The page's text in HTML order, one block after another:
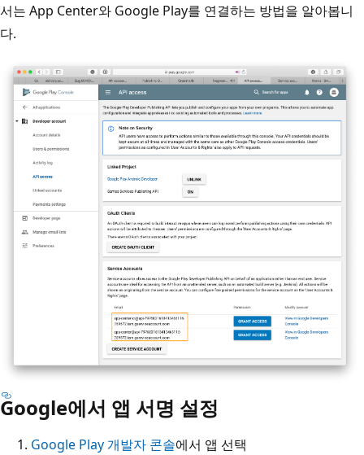
서는 App Center와 Google Play를 연결하는 방법을 알아봅니
다.
Google에서 앱 서명 설정
Google Play 개발자 콘솔에서 앱 선택